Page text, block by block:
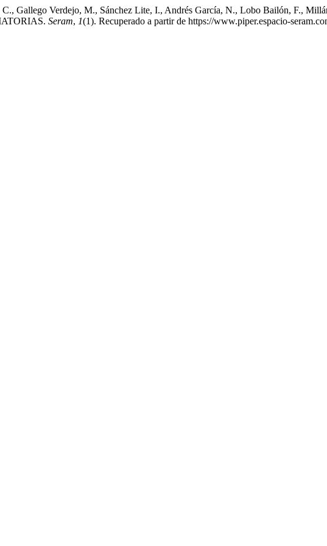
C., Gallego Verdejo, M., Sánchez Lite, I., Andrés García, N., Lobo Bailón, F.,
Seram, 1(1). Recuperado a partir de https://www.piper.espacio-